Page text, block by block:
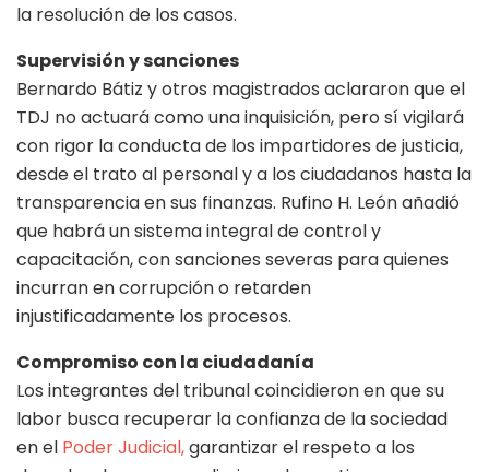
la resolución de los casos.
Supervisión y sanciones
Bernardo Bátiz y otros magistrados aclararon que el
TDJ no actuará como una inquisición, pero sí vigilará
con rigor la conducta de los impartidores de justicia,
desde el trato al personal y a los ciudadanos hasta la
transparencia en sus finanzas. Rufino H. León añadió
que habrá un sistema integral de control y
capacitación, con sanciones severas para quienes
incurran en corrupción o retarden
injustificadamente los procesos.
Compromiso con la ciudadanía
Los integrantes del tribunal coincidieron en que su
labor busca recuperar la confianza de la sociedad
en el Poder Judicial,garantizar el respeto a los